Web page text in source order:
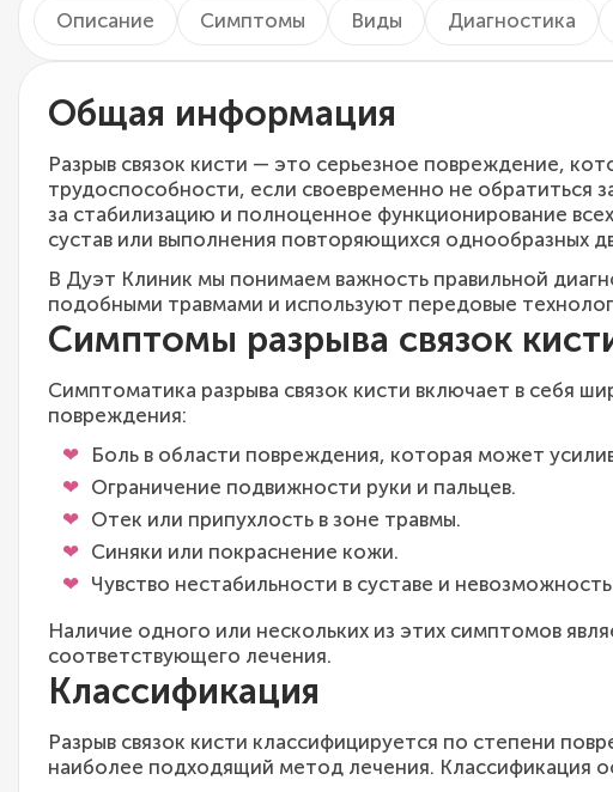
Описание Симптомы Виды Диагностика
Общая информация
Разрыв связок кисти — это серьезное повреждение,
трудоспособности, если своевременно не обратиться
за стабилизацию и полноценное функционирование
сустав или выполнения повторяющихся однообразных
В Дуэт Клиник мы понимаем важность правильной
подобными травмами и используют передовые
Симптомы разрыва связок
Симптоматика разрыва связок кисти включает в себя
повреждения:
Боль в области повреждения, которая может
Ограничение подвижности руки и пальцев.
Отек или припухлость в зоне травмы.
Синяки или покраснение кожи.
Чувство нестабильности в суставе и
Наличие одного или нескольких из этих симптомов
соответствующего лечения.
Классификация
Разрыв связок кисти классифицируется по степени
наиболее подходящий метод лечения. Классификация